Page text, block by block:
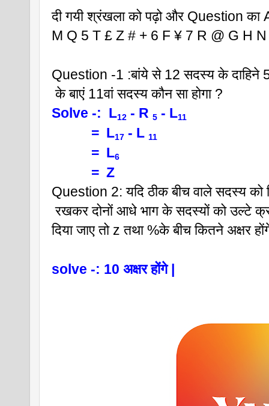
दी गयी श्रंखला को पढ़ो और Question का
M Q 5 T £ Z # + 6 F ¥ 7 R @ G H
Question -1 :बांये से 12 सदस्य के दाहिने
के बाएं 11वां सदस्य कौन सा होगा ?
Solve -:  L12 - R 5 - L11
=  L17 - L 11
=  L6
=  Z
Question 2: यदि ठीक बीच वाले सदस्य को
रखकर दोनों आधे भाग के सदस्यों को उल्टे
दिया जाए तो z तथा %के बीच कितने अक्षर
solve -: 10 अक्षर होंगे |